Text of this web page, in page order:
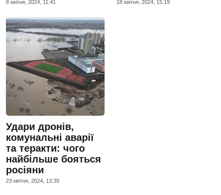
8 квiтня, 2024, 11:41 18 квiтня, 2024, 15:19
Удари дронів,
комунальні аварії
та теракти: чого
найбільше бояться
росіяни
23 квiтня, 2024, 13:39